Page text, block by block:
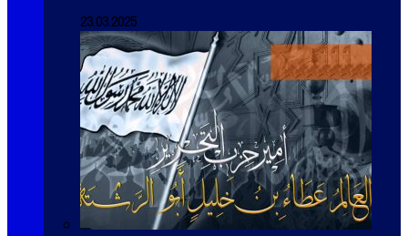
23.03.2025